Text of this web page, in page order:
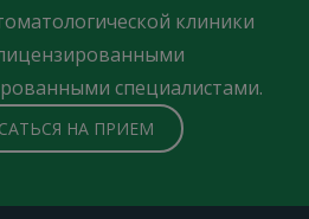
клиники
специалистами.
НА ПРИЕМ